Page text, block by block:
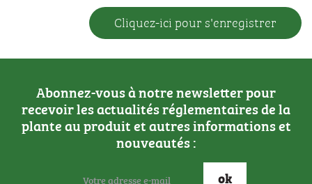
Cliquez-ici pour s'enregistrer
Abonnez-vous à notre newsletter pour
recevoir les actualités réglementaires de la
plante au produit et autres informations et
nouveautés :